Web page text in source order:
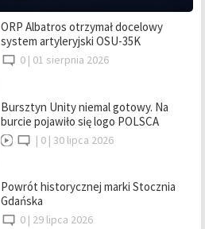
ORP Albatros otrzymał docelowy
system artyleryjski OSU-35K
0 | 01 sierpnia 2026
Bursztyn Unity niemal gotowy. Na
burcie pojawiło się logo POLSCA
| 0 | 30 lipca 2026
Powrót historycznej marki Stocznia
Gdańska
0 | 29 lipca 2026